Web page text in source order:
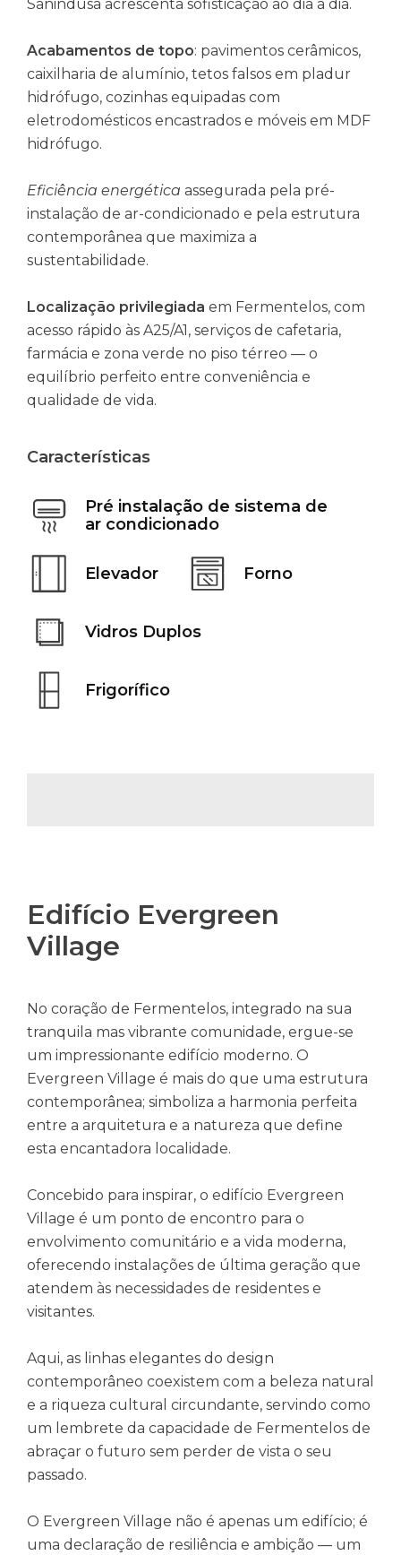
Sanindusa acrescenta sofisticação ao dia a dia.
Acabamentos de topo: pavimentos cerâmicos,
caixilharia de alumínio, tetos falsos em pladur
hidrófugo, cozinhas equipadas com
eletrodomésticos encastrados e móveis em MDF
hidrófugo.
Eficiência energética assegurada pela pré-
instalação de ar-condicionado e pela estrutura
contemporânea que maximiza a
sustentabilidade.
Localização privilegiada em Fermentelos, com
acesso rápido às A25/A1, serviços de cafetaria,
farmácia e zona verde no piso térreo — o
equilíbrio perfeito entre conveniência e
qualidade de vida.
Características
Pré instalação de sistema de
ar condicionado
Elevador Forno
Vidros Duplos
Frigorífico
Edifício Evergreen
Village
No coração de Fermentelos, integrado na sua
tranquila mas vibrante comunidade, ergue-se
um impressionante edifício moderno. O
Evergreen Village é mais do que uma estrutura
contemporânea; simboliza a harmonia perfeita
entre a arquitetura e a natureza que define
esta encantadora localidade.
Concebido para inspirar, o edifício Evergreen
Village é um ponto de encontro para o
envolvimento comunitário e a vida moderna,
oferecendo instalações de última geração que
atendem às necessidades de residentes e
visitantes.
Aqui, as linhas elegantes do design
contemporâneo coexistem com a beleza natural
e a riqueza cultural circundante, servindo como
um lembrete da capacidade de Fermentelos de
abraçar o futuro sem perder de vista o seu
passado.
O Evergreen Village não é apenas um edifício; é
uma declaração de resiliência e ambição — um